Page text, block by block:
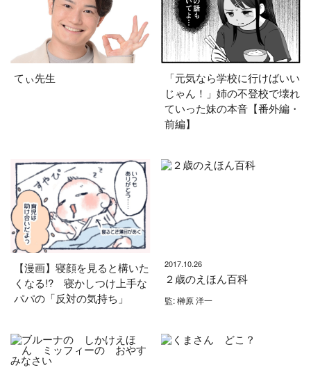
てぃ先生
「元気なら学校に行けばいい
じゃん！」姉の不登校で壊れ
ていった妹の本音【番外編・
前編】
【漫画】寝顔を見ると構いた
くなる!? 寝かしつけ上手な
パパの「反対の気持ち」
2017.10.26
２歳のえほん百科
監: 榊原 洋一